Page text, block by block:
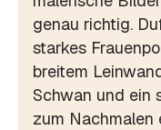
genau richtig.
starkes
breitem
Schwan und ein
zum Nachmalen